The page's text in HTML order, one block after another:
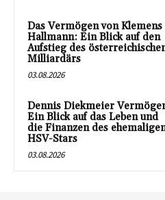
Das Vermögen von Klemens
Hallmann: Ein Blick auf den
Aufstieg des
Milliardärs
03.08.2026
Dennis Diekmeier
Ein Blick auf das Leben und
die Finanzen des
HSV-Stars
03.08.2026